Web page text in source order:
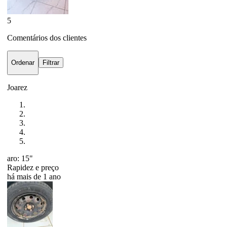
5
Comentários dos clientes
Ordenar Filtrar
Joarez
aro: 15"
Rapidez e preço
há mais de 1 ano